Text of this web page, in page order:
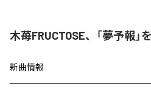
木苺FRUCTOSE、「夢予報」
新曲情報